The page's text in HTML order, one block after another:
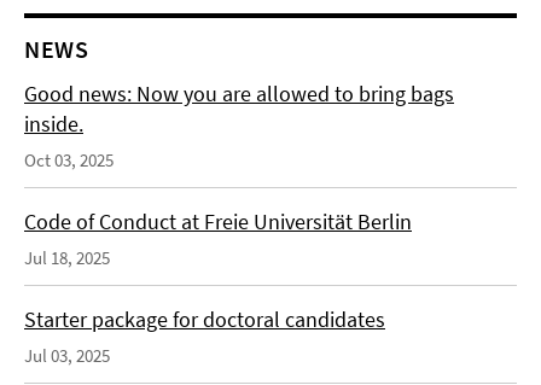
NEWS
Good news: Now you are allowed to bring bags
inside.
Oct 03, 2025
Code of Conduct at Freie Universität Berlin
Jul 18, 2025
Starter package for doctoral candidates
Jul 03, 2025